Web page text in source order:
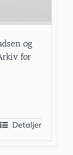
og
for
Detaljer